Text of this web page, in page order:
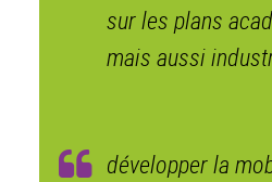
sur les plans
mais aussi
développer la